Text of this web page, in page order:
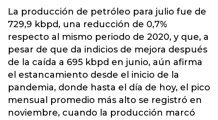
La producción de petróleo para julio fue de
729,9 kbpd, una reducción de 0,7%
respecto al mismo periodo de 2020, y que, a
pesar de que da indicios de mejora después
de la caída a 695 kbpd en junio, aún afirma
el estancamiento desde el inicio de la
pandemia, donde hasta el día de hoy, el pico
mensual promedio más alto se registró en
noviembre, cuando la producción marcó